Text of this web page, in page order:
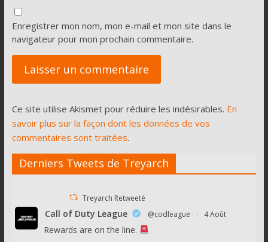
Enregistrer mon nom, mon e-mail et mon site dans le
navigateur pour mon prochain commentaire.
Ce site utilise Akismet pour réduire les indésirables. En
savoir plus sur la façon dont les données de vos
commentaires sont traitées.
Derniers Tweets de Treyarch
Treyarch Retweeté
Call of Duty League @codleague · 4 Août
Rewards are on the line.